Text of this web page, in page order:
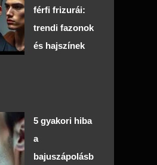
férfi frizurái:
trendi fazonok
és hajszínek
5 gyakori hiba
a
bajuszápolásb